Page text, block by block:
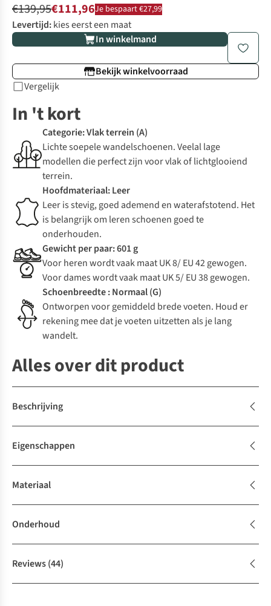
€139,95€111,96Je bespaart €27,99
Levertijd:kies eerst een maat
In winkelmand
Bekijk winkelvoorraad
Vergelijk
In 't kort
Categorie: Vlak terrein (A)
Lichte soepele wandelschoenen. Veelal lage
modellen die perfect zijn voor vlak of lichtglooiend
terrein.
Hoofdmateriaal: Leer
Leer is stevig, goed ademend en waterafstotend. Het
is belangrijk om leren schoenen goed te
onderhouden.
Gewicht per paar: 601 g
Voor heren wordt vaak maat UK 8/ EU 42 gewogen.
Voor dames wordt vaak maat UK 5/ EU 38 gewogen.
Schoenbreedte : Normaal (G)
Ontworpen voor gemiddeld brede voeten. Houd er
rekening mee dat je voeten uitzetten als je lang
wandelt.
Alles over dit product
Beschrijving
Eigenschappen
Materiaal
Onderhoud
Reviews(44)